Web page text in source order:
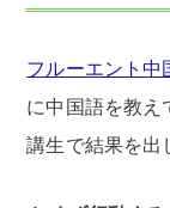
フルーエント中
に中国語を教え
講生で結果を出